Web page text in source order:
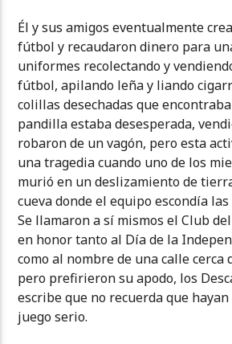
Él y sus amigos eventualmente
fútbol y recaudaron dinero para
uniformes recolectando y
fútbol, apilando leña y liando
colillas desechadas que
pandilla estaba desesperada,
robaron de un vagón, pero esta
una tragedia cuando uno de los
murió en un deslizamiento de
cueva donde el equipo escondía
Se llamaron a sí mismos el Club
en honor tanto al Día de la
como al nombre de una calle cerca
pero prefirieron su apodo, los
escribe que no recuerda que
juego serio.